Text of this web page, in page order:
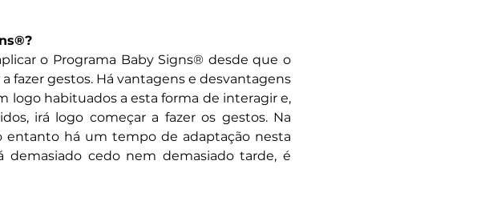
o Programa Baby Signs® desde que o
fazer gestos. Há vantagens e desvantagens
logo habituados a esta forma de interagir e,
irá logo começar a fazer os gestos. Na
entanto há um tempo de adaptação nesta
cedo nem demasiado tarde, é